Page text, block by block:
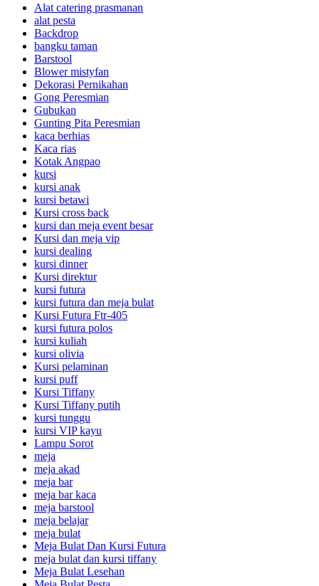
Alat catering prasmanan
alat pesta
Backdrop
bangku taman
Barstool
Blower mistyfan
Dekorasi Pernikahan
Gong Peresmian
Gubukan
Gunting Pita Peresmian
kaca berhias
Kaca rias
Kotak Angpao
kursi
kursi anak
kursi betawi
Kursi cross back
kursi dan meja event besar
Kursi dan meja vip
kursi dealing
kursi dinner
Kursi direktur
kursi futura
kursi futura dan meja bulat
Kursi Futura Ftr-405
kursi futura polos
kursi kuliah
kursi olivia
Kursi pelaminan
kursi puff
Kursi Tiffany
Kursi Tiffany putih
kursi tunggu
kursi VIP kayu
Lampu Sorot
meja
meja akad
meja bar
meja bar kaca
meja barstool
meja belajar
meja bulat
Meja Bulat Dan Kursi Futura
meja bulat dan kursi tiffany
Meja Bulat Lesehan